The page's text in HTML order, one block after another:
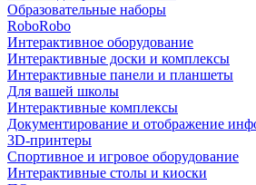
Образовательные наборы
RoboRobo
Интерактивное оборудование
Интерактивные доски и комплексы
Интерактивные панели и планшеты
Для вашей школы
Интерактивные комплексы
Документирование и отображение
3D-принтеры
Спортивное и игровое оборудование
Интерактивные столы и киоски